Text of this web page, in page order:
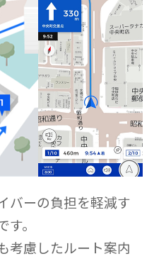
バーの負担を軽減す
。
考慮したルート案内